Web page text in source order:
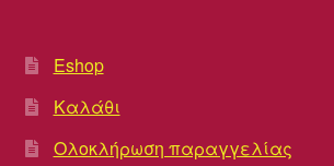
Eshop
Καλάθι
Ολοκλήρωση παραγγελίας